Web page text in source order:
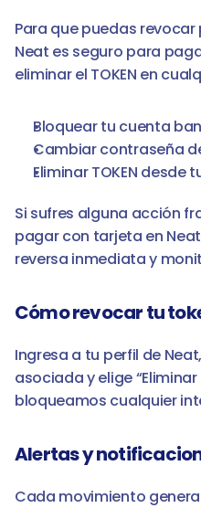
Para que puedas
Neat es seguro para
eliminar el TOKEN en
Bloquear tu cuenta
Cambiar contraseña
Eliminar TOKEN desde
Si sufres alguna acción
pagar con tarjeta en
reversa inmediata y
Cómo revocar tu
Ingresa a tu perfil de
asociada y elige “Eliminar
bloqueamos cualquier
Alertas y
Cada movimiento